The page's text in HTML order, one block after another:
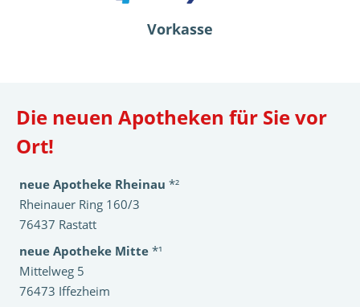
Vorkasse
Die neuen Apotheken für Sie vor
Ort!
neue Apotheke Rheinau *²
Rheinauer Ring 160/3
76437 Rastatt
neue Apotheke Mitte *¹
Mittelweg 5
76473 Iffezheim